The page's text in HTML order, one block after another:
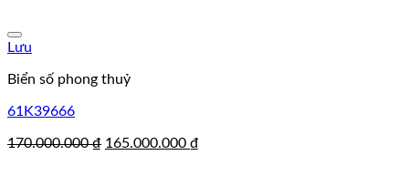
Lưu
Biển số phong thuỷ
61K39666
170.000.000₫ Giá
165.000.000 ₫